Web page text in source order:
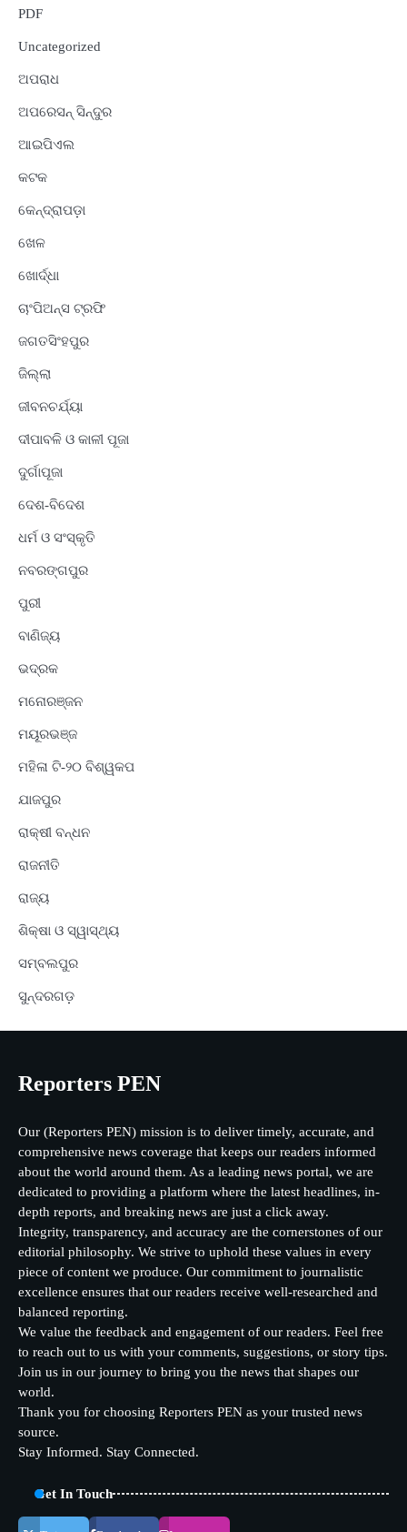
PDF
Uncategorized
ଅପରାଧ
ଅପରେସନ୍ ସିନ୍ଦୁର
ଆଇପିଏଲ
କଟକ
କେନ୍ଦ୍ରାପଡ଼ା
ଖେଳ
ଖୋର୍ଦ୍ଧା
ଚାଂପିଅନ୍ସ ଟ୍ରଫି
ଜଗତସିଂହପୁର
ଜିଲ୍ଲା
ଜୀବନଚର୍ଯ୍ୟା
ଦୀପାବଳି ଓ କାଳୀ ପୂଜା
ଦୁର୍ଗାପୂଜା
ଦେଶ-ବିଦେଶ
ଧର୍ମ ଓ ସଂସ୍କୃତି
ନବରଙ୍ଗପୁର
ପୁରୀ
ବାଣିଜ୍ୟ
ଭଦ୍ରକ
ମନୋରଞ୍ଜନ
ମୟୂରଭଞ୍ଜ
ମହିଳା ଟି-୨୦ ବିଶ୍ୱକପ
ଯାଜପୁର
ରାକ୍ଷୀ ବନ୍ଧନ
ରାଜନୀତି
ରାଜ୍ୟ
ଶିକ୍ଷା ଓ ସ୍ୱାସ୍ଥ୍ୟ
ସମ୍ବଲପୁର
ସୁନ୍ଦରଗଡ଼
Reporters PEN
Our (Reporters PEN) mission is to deliver timely, accurate, and
comprehensive news coverage that keeps our readers informed
about the world around them. As a leading news portal, we are
dedicated to providing a platform where the latest headlines, in-
depth reports, and breaking news are just a click away.
Integrity, transparency, and accuracy are the cornerstones of our
editorial philosophy. We strive to uphold these values in every
piece of content we produce. Our commitment to journalistic
excellence ensures that our readers receive well-researched and
balanced reporting.
We value the feedback and engagement of our readers. Feel free
to reach out to us with your comments, suggestions, or story tips.
Join us in our journey to bring you the news that shapes our
world.
Thank you for choosing Reporters PEN as your trusted news
source.
Stay Informed. Stay Connected.
Get In Touch